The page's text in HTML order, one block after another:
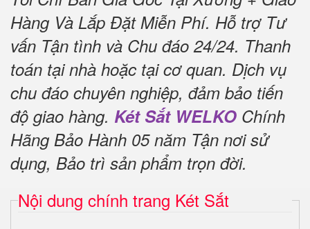
Hàng Và Lắp Đặt Miễn Phí. Hỗ trợ Tư
vấn Tận tình và Chu đáo 24/24. Thanh
toán tại nhà hoặc tại cơ quan. Dịch vụ
chu đáo chuyên nghiệp, đảm bảo tiến
độ giao hàng. Két Sắt WELKO Chính
Hãng Bảo Hành 05 năm Tận nơi sử
dụng, Bảo trì sản phẩm trọn đời.
Nội dung chính trang Két Sắt